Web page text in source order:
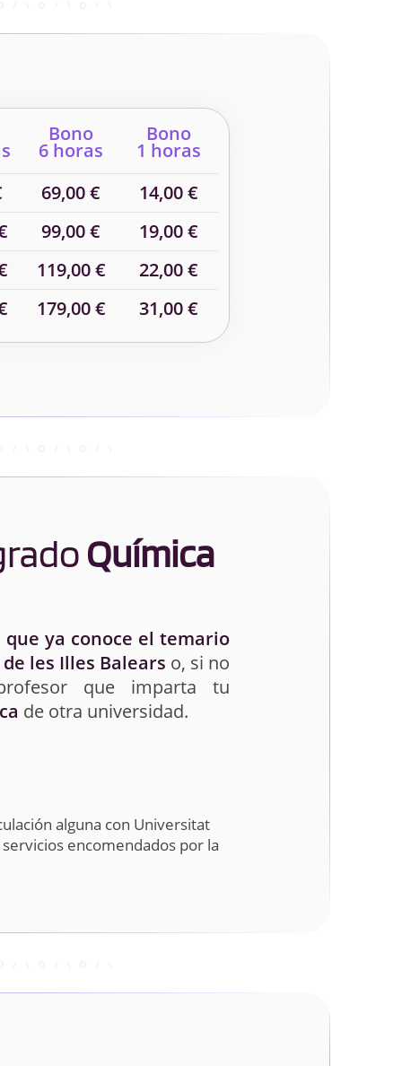
Bono
6 horas
Bono
1 horas
69,00 €
14,00 €
99,00 €
19,00 €
119,00 €
22,00 €
179,00 € 31,00 €
Química
ya conoce el temario
les Illes Balears o, si no
que imparta tu
de otra universidad.
alguna con Universitat
encomendados por la